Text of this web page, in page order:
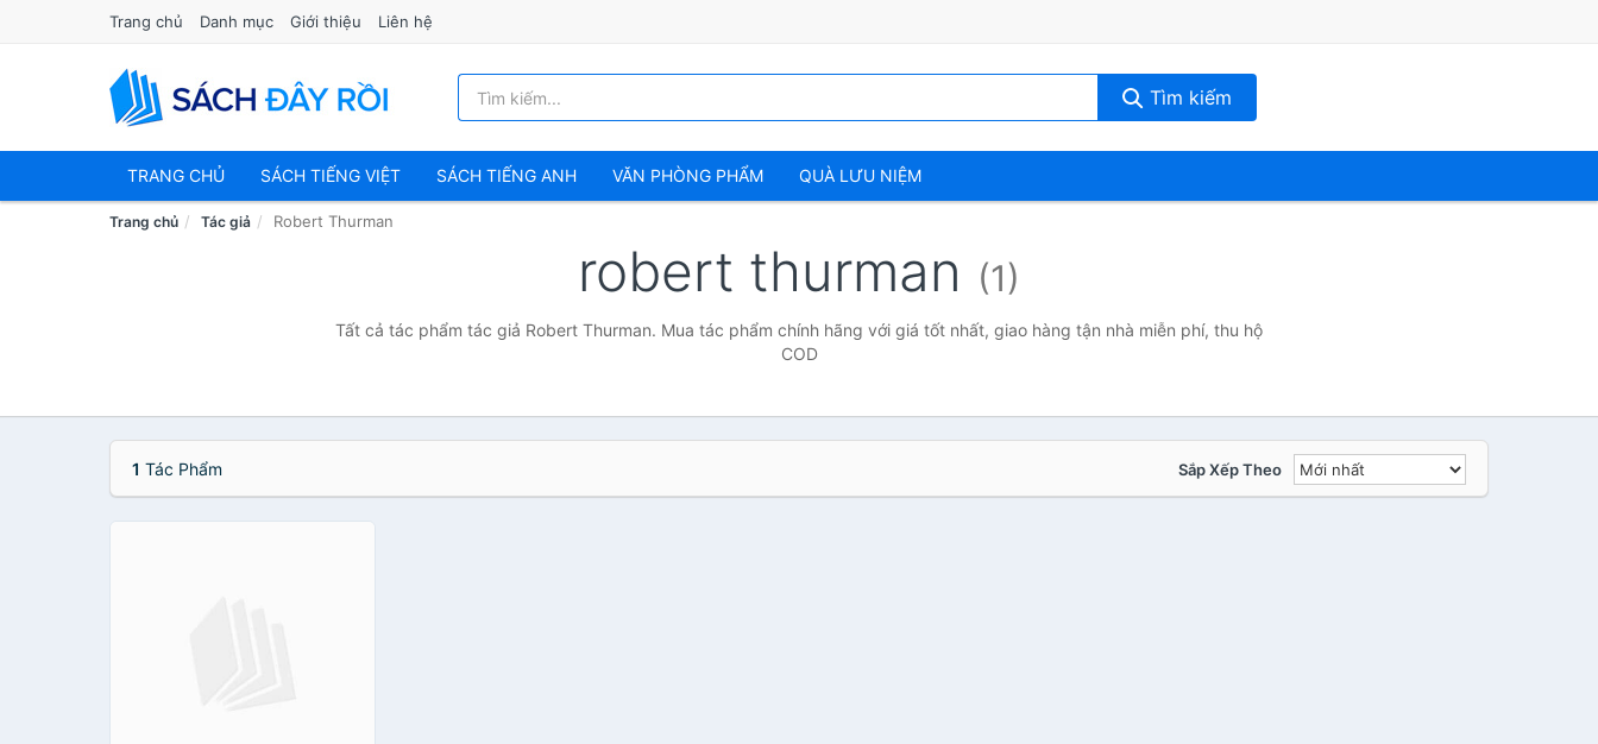
Trang chủ Danh mục Giới thiệu Liên hệ
Tìm kiếm
TRANG CHỦ SÁCH TIẾNG VIỆT SÁCH TIẾNG ANH VĂN PHÒNG PHẨM QUÀ LƯU NIỆM
Trang chủ Tác giả Robert Thurman
robert thurman (1)
Tất cả tác phẩm tác giả Robert Thurman. Mua tác phẩm chính hãng với giá tốt nhất, giao hàng tận nhà miễn phí, thu hộ
COD
1 Tác Phẩm Sắp Xếp Theo